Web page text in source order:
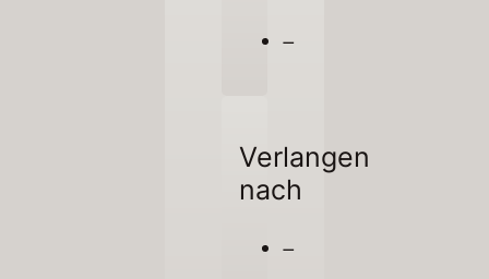
–
Verlangen
nach
–